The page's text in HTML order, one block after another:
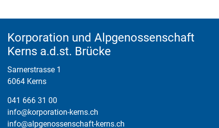
Korporation und Alpgenossenschaft
Kerns a.d.st. Brücke
Sarnerstrasse 1
6064 Kerns
041 666 31 00
info@korporation-kerns.ch
info@alpgenossenschaft-kerns.ch